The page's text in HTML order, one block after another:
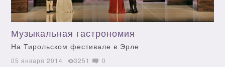
Музыкальная гастрономия
На Тирольском фестивале в Эрле
05 января 2014 3251 0